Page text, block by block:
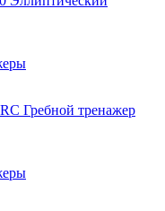
Гребной тренажер